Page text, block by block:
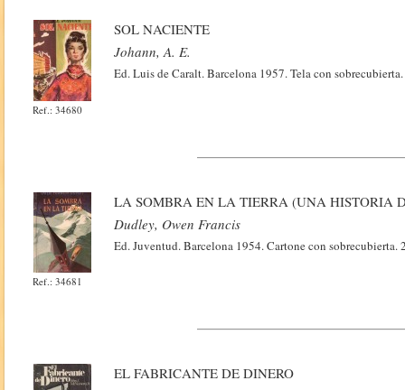
Ref.: 34680
SOL NACIENTE
Johann, A. E.
Ed. Luis de Caralt. Barcelona 1957. Tela con
Ref.: 34681
LA SOMBRA EN LA TIERRA (UNA HISTORIA
Dudley, Owen Francis
Ed. Juventud. Barcelona 1954. Cartone con sobrecubierta.
EL FABRICANTE DE DINERO